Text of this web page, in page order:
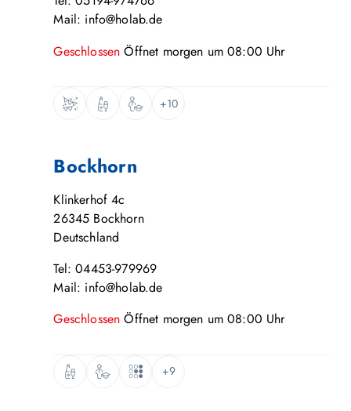
Mail: info@holab.de
GeschlossenÖffnet morgen um08:00 Uhr
+10
Bockhorn
Klinkerhof 4c
26345 Bockhorn
Deutschland
Tel: 04453-979969
Mail: info@holab.de
GeschlossenÖffnet morgen um08:00 Uhr
+9